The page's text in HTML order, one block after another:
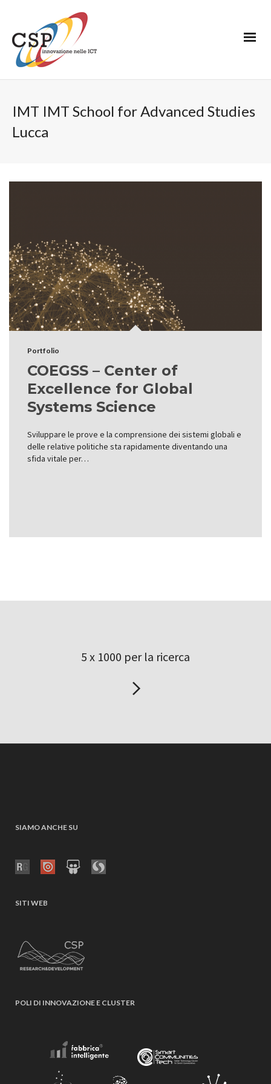
IMT IMT School for Advanced Studies
Lucca
Portfolio
COEGSS – Center of
Excellence for Global
Systems Science
Sviluppare le prove e la comprensione dei sistemi globali e
delle relative politiche sta rapidamente diventando una
sfida vitale per…
5 x 1000 per la ricerca
SIAMO ANCHE SU
SITI WEB
POLI DI INNOVAZIONE E CLUSTER